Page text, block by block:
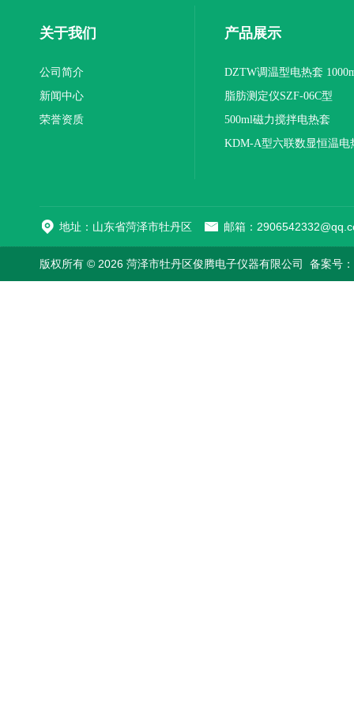
关于我们
公司简介
新闻中心
荣誉资质
产品展示
DZTW调温型电热套
联
脂肪测定仪SZF-06C型
500ml磁力搅拌电热套
KDM-A型六联数显恒温电
地址：山东省菏泽市牡丹区 邮箱：
版权所有 © 2026 菏泽市牡丹区俊腾电子仪器有限公司 备案号